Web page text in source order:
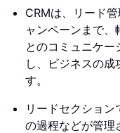
CRMは、リード
ャンペーンまで
とのコミュニケ
し、ビジネスの成
す。
リードセクショ
の過程などが管理